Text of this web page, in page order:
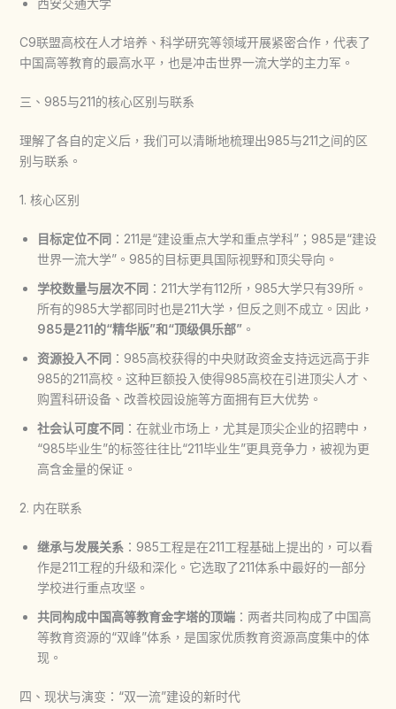
西安交通大学
C9联盟高校在人才培养、科学研究等领域开展紧密合作，代表了
中国高等教育的最高水平，也是冲击世界一流大学的主力军。
三、985与211的核心区别与联系
理解了各自的定义后，我们可以清晰地梳理出985与211之间的区
别与联系。
1. 核心区别
目标定位不同 ：211是“建设重点大学和重点学科”；985是“建设
世界一流大学”。985的目标更具国际视野和顶尖导向。
学校数量与层次不同 ：211大学有112所，985大学只有39所。
所有的985大学都同时也是211大学，但反之则不成立。因此，
985是211的“精华版”和“顶级俱乐部”。
资源投入不同 ：985高校获得的中央财政资金支持远远高于非
985的211高校。这种巨额投入使得985高校在引进顶尖人才、
购置科研设备、改善校园设施等方面拥有巨大优势。
社会认可度不同 ：在就业市场上，尤其是顶尖企业的招聘中，
“985毕业生”的标签往往比“211毕业生”更具竞争力，被视为更
高含金量的保证。
2. 内在联系
继承与发展关系：985工程是在211工程基础上提出的，可以看
作是211工程的升级和深化。它选取了211体系中最好的一部分
学校进行重点攻坚。
共同构成中国高等教育金字塔的顶端：两者共同构成了中国高
等教育资源的“双峰”体系，是国家优质教育资源高度集中的体
现。
四、现状与演变：“双一流”建设的新时代